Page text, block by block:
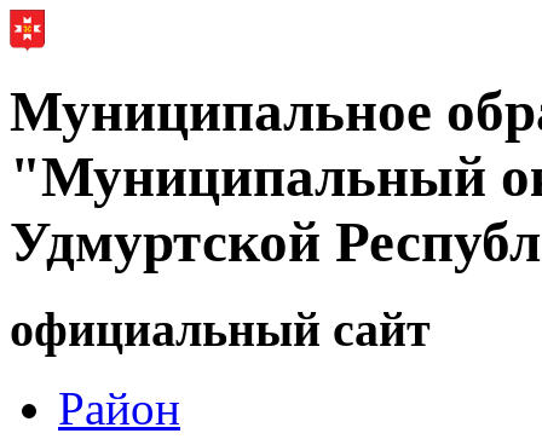
Муниципальное
"Муниципальный
Удмуртской
официальный сайт
Район